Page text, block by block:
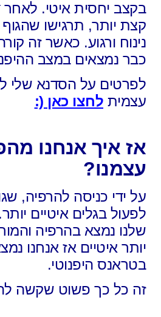
בקצב יחסית איטי. לאחר
קצת יותר, תרגישו
נינוח ורגוע. כאשר זה
כבר נמצאים במצב
לפרטים על הסדנא שלי
עצמית לחצו כאן (:
אז איך אנחנו
עצמנו?
על ידי כניסה להרפיה,
לפעול בגלים איטיים
שלנו נמצא בהרפיה
יותר איטיים אז אנחנו
בטראנס היפנוטי.
זה כל כך פשוט שקשה